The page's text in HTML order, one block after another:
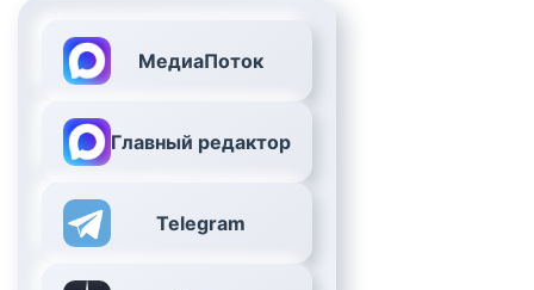
МедиаПоток
Главный редактор
Telegram